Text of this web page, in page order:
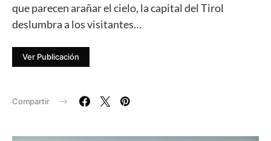
que parecen arañar el cielo, la capital del Tirol
deslumbra a los visitantes…
Ver Publicación
Compartir